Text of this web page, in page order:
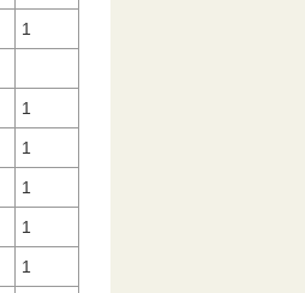
1
1
1
1
1
1